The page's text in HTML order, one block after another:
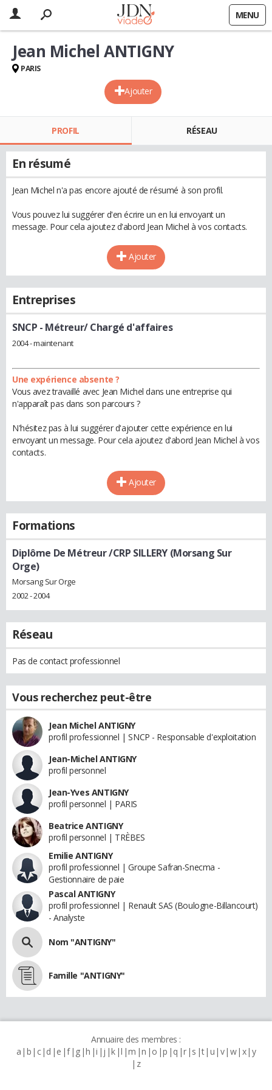
MENU
Ajouter
Jean Michel ANTIGNY
PARIS
PROFIL RÉSEAU
En résumé
Jean Michel n'a pas encore ajouté de résumé à son profil.
Vous pouvez lui suggérer d'en écrire un en lui envoyant un
message. Pour cela ajoutez d'abord Jean Michel à vos contacts.
Ajouter
Entreprises
SNCP - Métreur/ Chargé d'affaires
2004 - maintenant
Une expérience absente ?
Vous avez travaillé avec Jean Michel dans une entreprise qui
n'apparaît pas dans son parcours ?
N'hésitez pas à lui suggérer d'ajouter cette expérience en lui
envoyant un message. Pour cela ajoutez d'abord Jean Michel à vos
contacts.
Ajouter
Formations
Diplôme De Métreur /CRP SILLERY (Morsang Sur
Orge)
Morsang Sur Orge
2002 - 2004
Réseau
Pas de contact professionnel
Vous recherchez peut-être
Jean Michel ANTIGNY
profil professionnel | SNCP - Responsable d'exploitation
Jean-Michel ANTIGNY
profil personnel
Jean-Yves ANTIGNY
profil personnel | PARIS
Beatrice ANTIGNY
profil personnel | TRÈBES
Emilie ANTIGNY
profil professionnel | Groupe Safran-Snecma -
Gestionnaire de paie
Pascal ANTIGNY
profil professionnel | Renault SAS (Boulogne-Billancourt)
- Analyste
Nom "ANTIGNY"
Famille "ANTIGNY"
Annuaire des membres :
a b c d e f g h i j k l m n o p q r s t u v w x y
z